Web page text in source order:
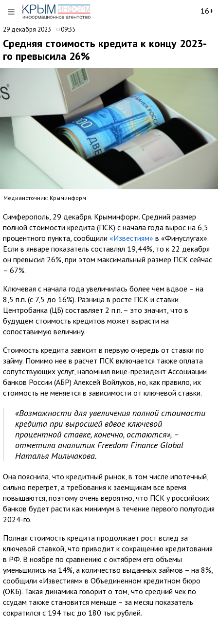
16+
29 декабря 2023 09:35
Средняя стоимость кредита к концу 2023-
го превысила 26%
Медиаисточник: Крыминформ
Симферополь, 29 декабря. Крыминформ. Средний размер
полной стоимости кредита (ПСК) с начала года вырос на 6,5
процентного пункта, сообщили «Известиям» в «Финуслугах».
Если в январе показатель составлял 19,44%, то к 22 декабря
он превысил 26%, при этом максимальный размер ПСК сейчас
– 67%.
Ключевая с начала года увеличилась более чем вдвое – на
8,5 п.п. (с 7,5 до 16%). Разница в росте ПСК и ставки
Центробанка (ЦБ) составляет 2 п.п. – это значит, что в
будущем стоимость кредитов может вырасти на
сопоставимую величину.
Стоимость кредита зависит в первую очередь от ставки по
займу. Помимо нее в расчет ПСК включается также оплата
сопутствующих услуг, напомнил вице-президент Ассоциации
банков России (АБР) Алексей Войлуков, но, как правило, их
стоимость не меняется в зависимости от ключевой ставки.
«Возможности для увеличения полной стоимости
кредита при выросшей вдвое ключевой
процентной ставке, конечно, остаются», –
отметила аналитик Freedom Finance Global
Наталья Мильчакова.
Она пояснила, что кредитный рынок, в том числе ипотечный,
сильно перегрет, а требования к заемщикам все время
повышаются, поэтому очень вероятно, что ПСК у российских
банков будет расти как минимум в течение первого полугодия
2024-го.
Полная стоимость кредита продолжает рост вслед за
ключевой ставкой, что приводит к сокращению кредитования
в РФ. В ноябре по сравнению с октябрем его объемы
уменьшились на 14%, а количество выданных займов – на 8%,
сообщили «Известиям» в Объединенном кредитном бюро
(ОКБ). Такая динамика говорит о том, что средний чек по
ссудам также становится меньше – за месяц показатель
сократился с 194 тыс до 180 тыс рублей.